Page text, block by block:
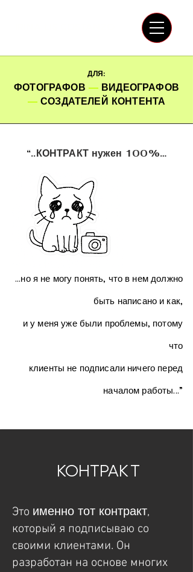
ДЛЯ:
ФОТОГРАФОВ — ВИДЕОГРАФОВ
—СОЗДАТЕЛЕЙ КОНТЕНТА
“..КОНТРАКТ нужен 100%…
…но я не могу понять, что в нем должно
быть написано и как,
и у меня уже были проблемы, потому
что
клиенты не подписали ничего перед
началом работы...”
КОНТРАКТ
Это именно тот контракт,
который я подписываю со
своими клиентами. Он
разработан на основе многих